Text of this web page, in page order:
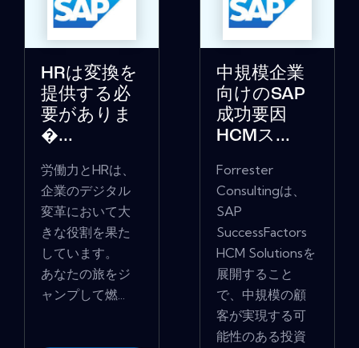
HRは変換を
提供する必
要がありま
�...
労働力とHRは、
企業のデジタル
変革において大
きな役割を果た
しています。
あなたの旅をジ
ャンプして燃...
中規模企業
向けのSAP
成功要因
HCMス...
Forrester
Consultingは、
SAP
SuccessFactors
HCM Solutionsを
展開すること
で、中規模の顧
客が実現する可
能性のある投資